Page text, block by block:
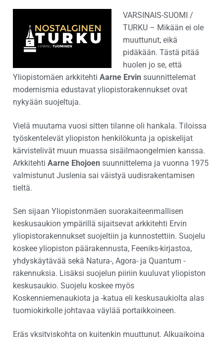
VARSINAIS-SUOMI /
TURKU – Mikään ei ole
muuttunut, eikä
pidäkään. Tästä pitää
huolen jo se, että
Yliopistomäen arkkitehti Aarne Ervin suunnittelemat
modernismia edustavat yliopistorakennukset ovat
nykyään suojeltuja.
Vielä muutama vuosi sitten tilanne oli hankala. Tiloissa
työskentelevät yliopiston henkilökunta ja opiskelijat
kärvistelivät muun muassa sisäilmaongelmien kanssa.
Arkkitehti Aarne Ehojoen suunnittelema ja vuonna 1975
valmistunut Juslenia sai väistyä uudisrakentamisen
tieltä.
Sen sijaan Yliopistonmäen suorakaiteenmallisen
keskusaukion ympärillä sijaitsevat arkkitehti Ervin
yliopistorakennukset suojeltiin ja kunnostettiin. Suojelu
koskee yliopiston päärakennusta, Feeniks-kirjastoa,
yhdyskäytävää sekä Natura-, Agora- ja Quantum -
rakennuksia. Lisäksi suojelun piiriin kuuluvat yliopiston
keskusaukio. Suojelu koskee myös
Koskenniemenaukiota ja -katua eli keskusaukiolta alas
tuomiokirkolle johtavaa väylää portaikkoineen.
Eräs yksityiskohta on kuitenkin muuttunut. Alkuaikoina